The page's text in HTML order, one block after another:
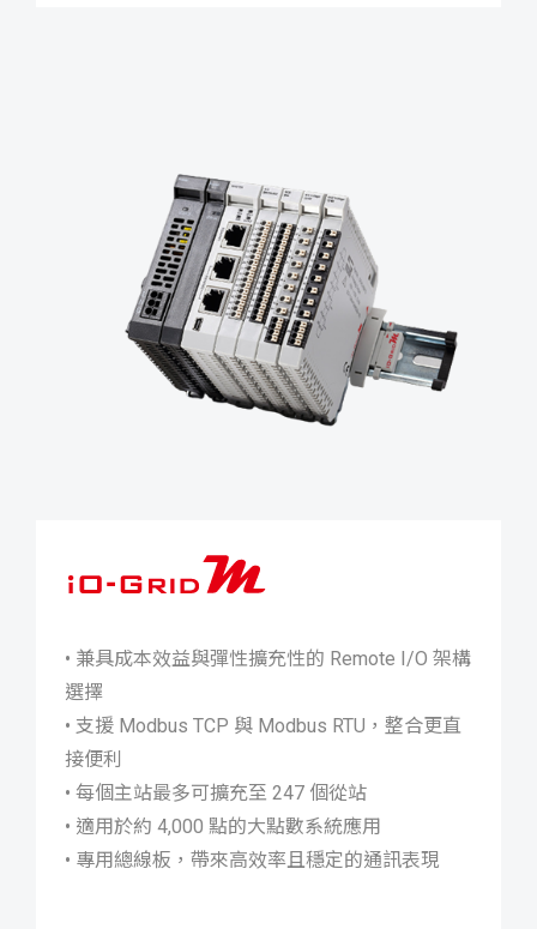
• 兼具成本效益與彈性擴充性的 Remote I/O 架構
選擇
• 支援 Modbus TCP 與 Modbus RTU，整合更直
接便利
• 每個主站最多可擴充至 247 個從站
• 適用於約 4,000 點的大點數系統應用
• 專用總線板，帶來高效率且穩定的通訊表現